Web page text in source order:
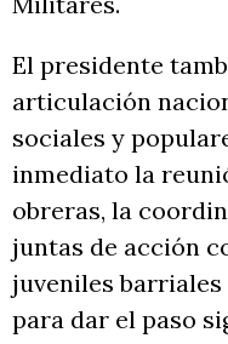
El presidente
articulación
sociales y
inmediato la
obreras, la
juntas de acción
juveniles
para dar el paso